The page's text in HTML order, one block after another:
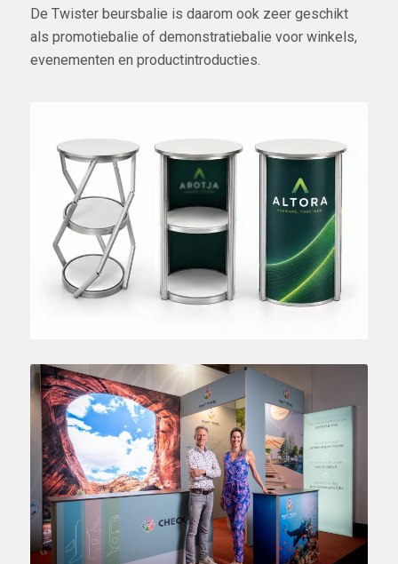
De Twister beursbalie is daarom ook zeer geschikt
als promotiebalie of demonstratiebalie voor winkels,
evenementen en productintroducties.